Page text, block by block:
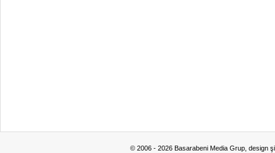
© 2006 - 2026 Basarabeni Media Grup, design